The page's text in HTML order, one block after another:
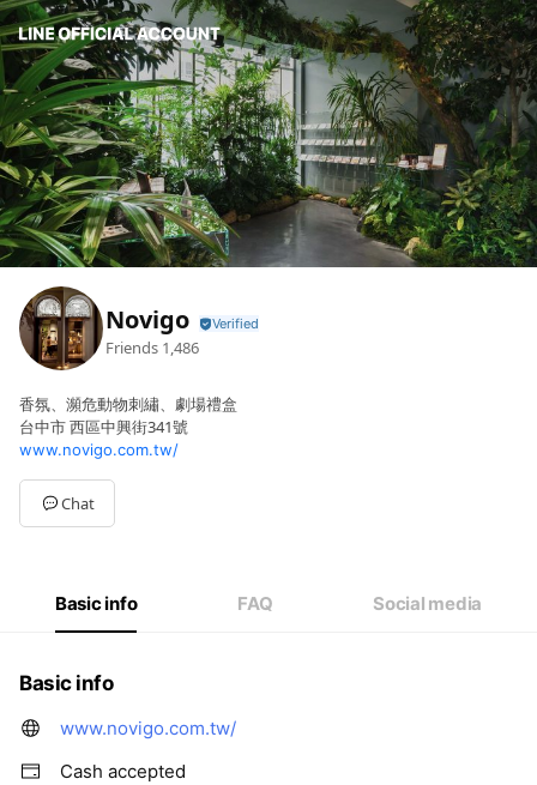
Novigo
Friends 1,486
香氛、瀕危動物刺繡、劇場禮盒
台中市 西區中興街341號
www.novigo.com.tw/
Chat
Basic info FAQ Social media
Basic info
www.novigo.com.tw/
Cash accepted